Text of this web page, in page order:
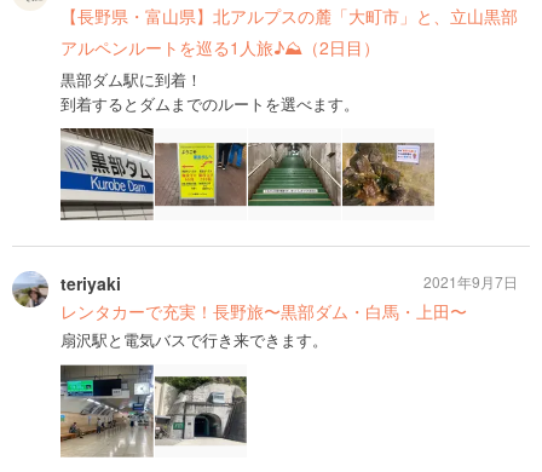
【長野県・富山県】北アルプスの麓「大町市」と、立山黒部
アルペンルートを巡る1人旅♪⛰（2日目）
黒部ダム駅に到着！
到着するとダムまでのルートを選べます。
teriyaki
レンタカーで充実！長野旅〜黒部ダム・白馬・上田〜
扇沢駅と電気バスで行き来できます。
2021年9月7日